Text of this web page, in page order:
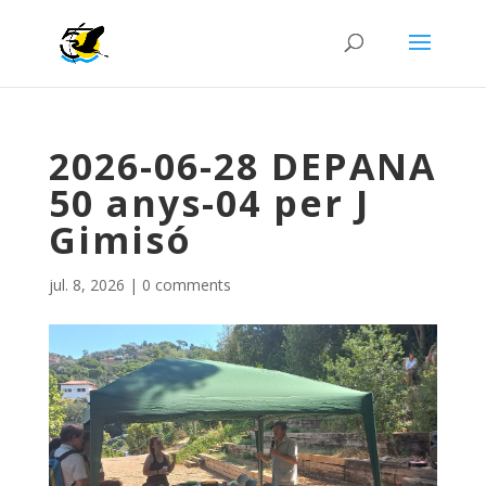
2026-06-28 DEPANA
50 anys-04 per J
Gimisó
jul. 8, 2026 | 0 comments